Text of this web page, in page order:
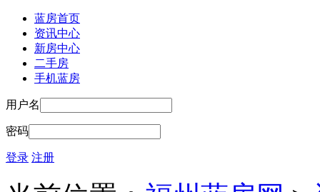
蓝房首页
资讯中心
新房中心
二手房
手机蓝房
用户名
密码
登录 注册